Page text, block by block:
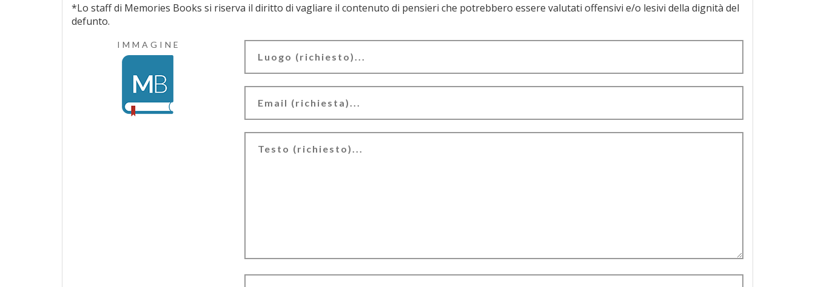
*Lo staff di Memories Books si riserva il diritto di vagliare il contenuto di pensieri che potrebbero essere valutati offensivi e/o lesivi della dignità del
defunto.
IMMAGINE